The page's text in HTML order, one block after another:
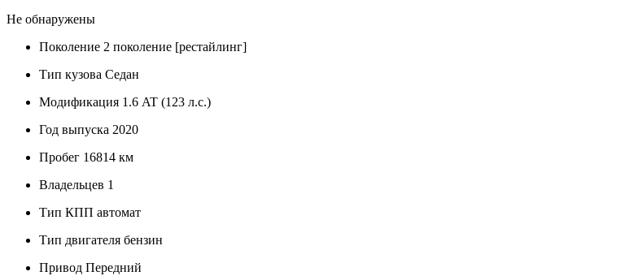
Не обнаружены
Поколение 2 поколение [рестайлинг]
Тип кузова Седан
Модификация 1.6 AT (123 л.с.)
Год выпуска 2020
Пробег 16814 км
Владельцев 1
Тип КПП автомат
Тип двигателя бензин
Привод Передний